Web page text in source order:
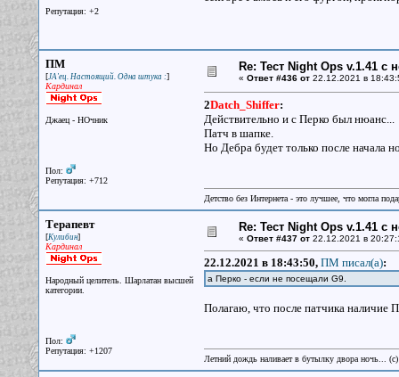
Репутация: +2
ПМ
[JA'ец. Настоящий. Одна штука :]
Кардинал
Джаец - НОчник
Пол:
Репутация: +712
Re: Тест Night Ops v.1.41 с
« Ответ #436 от22.12.2021 в
2Datch_Shiffer:
Действительно и с Перко был нюанс...
Патч в шапке.
Но Дебра будет только после начала
Детство без Интернета - это лучшее, что могла
Терапевт
[Кулибин]
Кардинал
Народный целитель. Шарлатан высшей
категории.
Пол:
Репутация: +1207
Re: Тест Night Ops v.1.41 с
« Ответ #437 от22.12.2021 в
22.12.2021 в 18:43:50, ПМ писал(a):
а Перко - если не посещали G9.
Полагаю, что после патчика наличие
Летний дождь наливает в бутылку двора ночь...